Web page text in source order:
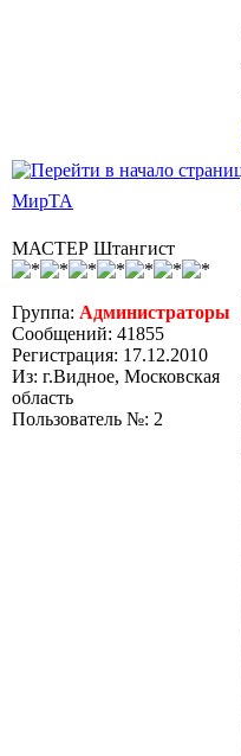
МирТА
МАСТЕР Штангист
Группа: Администраторы
Сообщений: 41855
Регистрация: 17.12.2010
Из: г.Видное, Московская
область
Пользователь №: 2